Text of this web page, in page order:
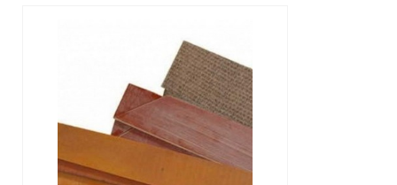
vedação, com a melhor mão de obra
da Vital Indústria de Auto Peças, o
cliente receberá ótima qualidade
com responsabilidade ambient...